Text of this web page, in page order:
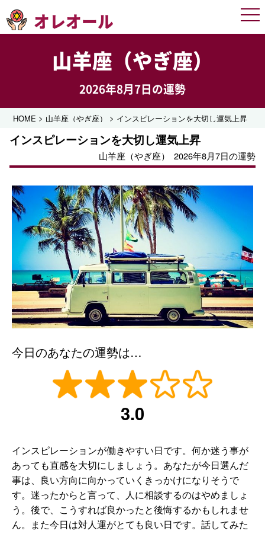
オレオール
山羊座（やぎ座）
2026年8月7日の運勢
HOME > 山羊座（やぎ座） > インスピレーションを大切し運気上昇
インスピレーションを大切し運気上昇
山羊座（やぎ座） 2026年8月7日の運勢
今日のあなたの運勢は…
3.0
インスピレーションが働きやすい日です。何か迷う事が
あっても直感を大切にしましょう。あなたが今日選んだ
事は、良い方向に向かっていくきっかけになりそうで
す。迷ったからと言って、人に相談するのはやめましょ
う。後で、こうすれば良かったと後悔するかもしれませ
ん。また今日は対人運がとても良い日です。話してみた